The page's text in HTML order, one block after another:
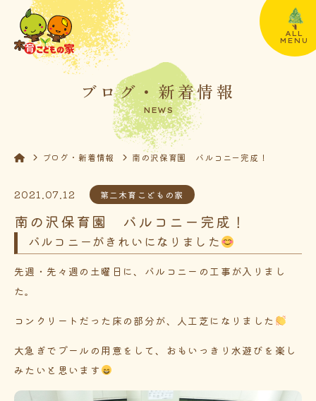
ALL
MENU
ブログ・新着情報
NEWS
ブログ・新着情報 南の沢保育園 バルコニー完成！
2021.07.12 第二木育こどもの家
南の沢保育園 バルコニー完成！
バルコニーがきれいになりました
先週・先々週の土曜日に、バルコニーの工事が入りまし
た。
コンクリートだった床の部分が、人工芝になりました
大急ぎでプールの用意をして、おもいっきり水遊びを楽し
みたいと思います